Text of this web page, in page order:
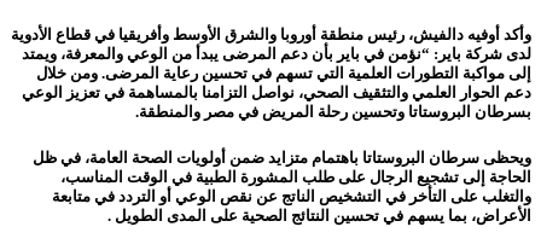
وأكد أوفيه دالفيش، رئيس منطقة أوروبا والشرق الأوسط وأفريقيا في قطاع الأدوية
لدى شركة باير: “نؤمن في باير بأن دعم المرضى يبدأ من الوعي والمعرفة، ويمتد
إلى مواكبة التطورات العلمية التي تسهم في تحسين رعاية المرضى. ومن خلال
دعم الحوار العلمي والتثقيف الصحي، نواصل التزامنا بالمساهمة في تعزيز الوعي
بسرطان البروستاتا وتحسين رحلة المريض في مصر والمنطقة.
ويحظى سرطان البروستاتا باهتمام متزايد ضمن أولويات الصحة العامة، في ظل
الحاجة إلى تشجيع الرجال على طلب المشورة الطبية في الوقت المناسب،
والتغلب على التأخر في التشخيص الناتج عن نقص الوعي أو التردد في متابعة
الأعراض، بما يسهم في تحسين النتائج الصحية على المدى الطويل .